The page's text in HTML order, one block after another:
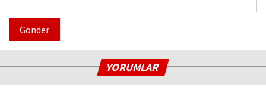
Gönder
YORUMLAR